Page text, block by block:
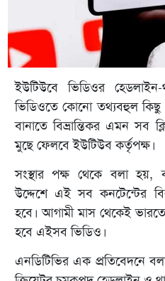
ইউটিউবে ভিডিওর
ভিডিওতে কোনো তথ্যবহুল কিছু
বানাতে বিভ্রান্তিকর এমন সব
মুছে ফেলবে ইউটিউব কর্তৃপক্ষ।
সংস্থার পক্ষ থেকে বলা হয়,
উদ্দেশে এই সব কনটেন্টের
হবে। আগামী মাস থেকেই
হবে এইসব ভিডিও।
এনডিটিভির এক প্রতিবেদনে